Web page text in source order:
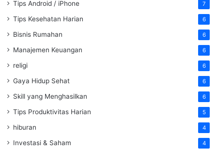
Tips Android / iPhone 7
Tips Kesehatan Harian 6
Bisnis Rumahan 6
Manajemen Keuangan 6
religi 6
Gaya Hidup Sehat 6
Skill yang Menghasilkan 6
Tips Produktivitas Harian 5
hiburan 4
Investasi & Saham 4